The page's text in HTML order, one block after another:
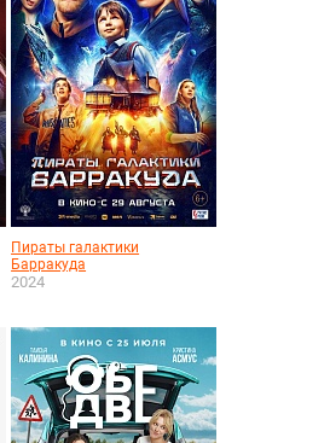
Пираты галактики
Барракуда
2024